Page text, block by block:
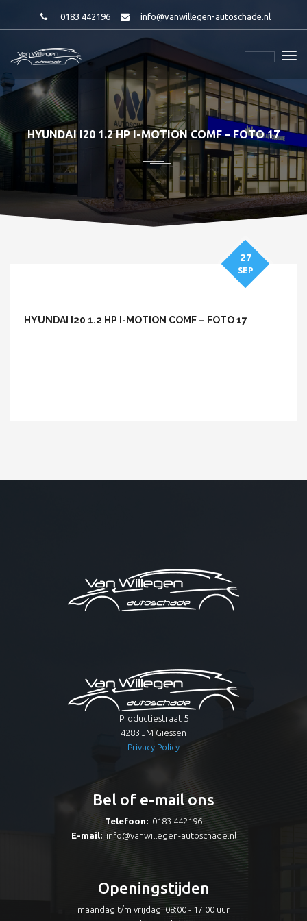
0183 442196 info@vanwillegen-autoschade.nl
HYUNDAI I20 1.2 HP I-MOTION COMF – FOTO 17
HYUNDAI I20 1.2 HP I-MOTION COMF – FOTO 17
27
SEP
Productiestraat 5
4283 JM Giessen
Privacy Policy
Bel of e-mail ons
Telefoon:: 0183 442196
E-mail:: info@vanwillegen-autoschade.nl
Openingstijden
maandag t/m vrijdag: 08:00 - 17:00 uur